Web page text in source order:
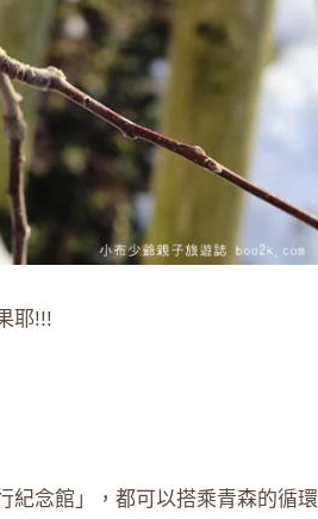
耶!!!
紀念館」，都可以搭乘青森的循環